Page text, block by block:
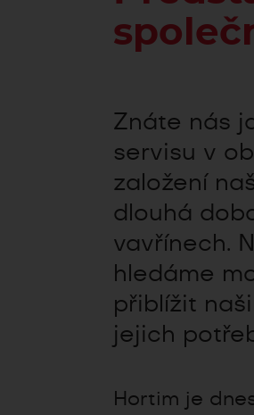
Znáte nás
servisu v
založení
dlouhá
vavřínech.
hledáme
přiblížit
jejich
Hortim je